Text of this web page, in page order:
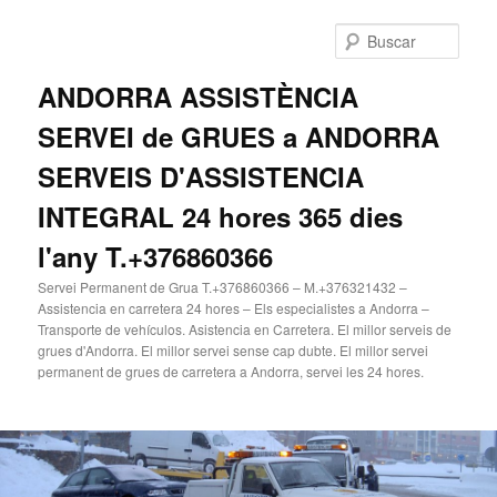
ANDORRA ASSISTÈNCIA
SERVEI de GRUES a ANDORRA
SERVEIS D'ASSISTENCIA
INTEGRAL 24 hores 365 dies
l'any T.+376860366
Servei Permanent de Grua T.+376860366 – M.+376321432 –
Assistencia en carretera 24 hores – Els especialistes a Andorra –
Transporte de vehículos. Asistencia en Carretera. El millor serveis de
grues d'Andorra. El millor servei sense cap dubte. El millor servei
permanent de grues de carretera a Andorra, servei les 24 hores.